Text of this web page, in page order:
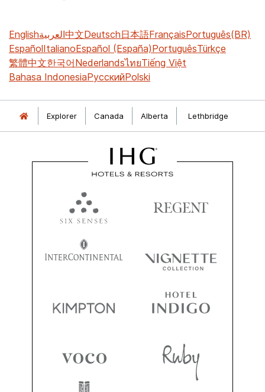
Englishالعربية中文Deutsch日本語FrançaisPortuguês(BR)
EspañolItalianoEspañol (España)PortuguêsTürkçe
繁體中文한국어NederlandsไทยTiếng Việt
Bahasa IndonesiaРусскийPolski
Explorer Canada Alberta Lethbridge